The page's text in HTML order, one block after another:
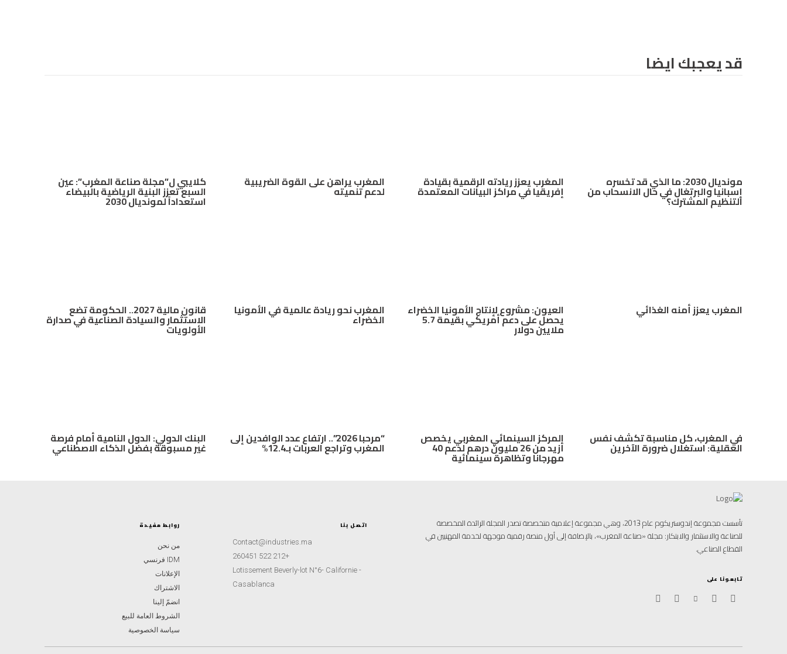
قد يعجبك ايضا
مونديال 2030: ما الذي قد تخسره
إسبانيا والبرتغال في حال الانسحاب من
التنظيم المشترك؟
المغرب يعزز ريادته الرقمية بقيادة
إفريقيا في مراكز البيانات المعتمدة
المغرب يراهن على القوة الضريبية
لدعم تنميته
كلايبي ل”مجلة صناعة المغرب”: عين
السبع تعزز البنية الرياضية بالبيضاء
استعداداً لمونديال 2030
المغرب يعزز أمنه الغذائي العيون: مشروع لإنتاج الأمونيا الخضراء
يحصل على دعم أمريكي بقيمة 5.7
ملايين دولار
المغرب نحو ريادة عالمية في الأمونيا
الخضراء
قانون مالية 2027.. الحكومة تضع
الاستثمار والسيادة الصناعية في صدارة
الأولويات
في المغرب، كل مناسبة تكشف نفس
العقلية: استغلال ضرورة الآخرين
المركز السينمائي المغربي يخصص
أزيد من 26 مليون درهم لدعم 40
مهرجانا وتظاهرة سينمائية
“مرحبا 2026”.. ارتفاع عدد الوافدين إلى
المغرب وتراجع العربات بـ12.4%
البنك الدولي: الدول النامية أمام فرصة
غير مسبوقة بفضل الذكاء الاصطناعي
روابط مفيدة
من نحن
IDM فرنسي
الإعلانات
الاشتراك
انضمّ إلينا
الشروط العامة للبيع
سياسة الخصوصية
اتصل بنا
Contact@industries.ma
+212 522 260451
Lotissement Beverly-lot N°6- Californie -
Casablanca
تأسست مجموعة إندوستريكوم عام 2013، وهي مجموعة إعلامية متخصصة تصدر المجلة الرائدة المخصصة
للصناعة والاستثمار والابتكار: مجلة «صناعة المغرب»، بالإضافة إلى أول منصة رقمية موجهة لخدمة المهنيين في
القطاع الصناعي.
تابعونا على